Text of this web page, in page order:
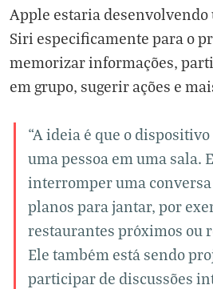
Apple estaria desenvolvendo
Siri especificamente para o
memorizar informações,
em grupo, sugerir ações e
“A ideia é que o
uma pessoa em uma sala.
interromper uma
planos para jantar, por
restaurantes próximos ou
Ele também está sendo
participar de discussões